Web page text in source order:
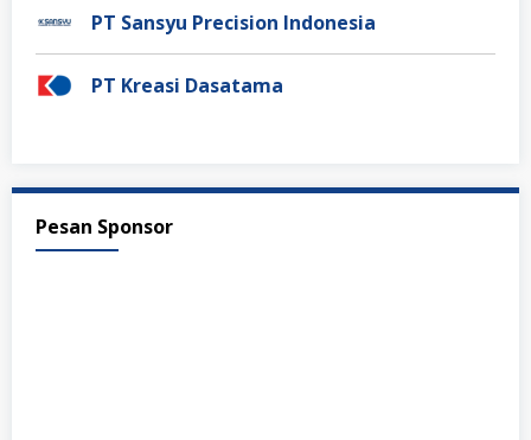
PT Sansyu Precision Indonesia
PT Kreasi Dasatama
Pesan Sponsor